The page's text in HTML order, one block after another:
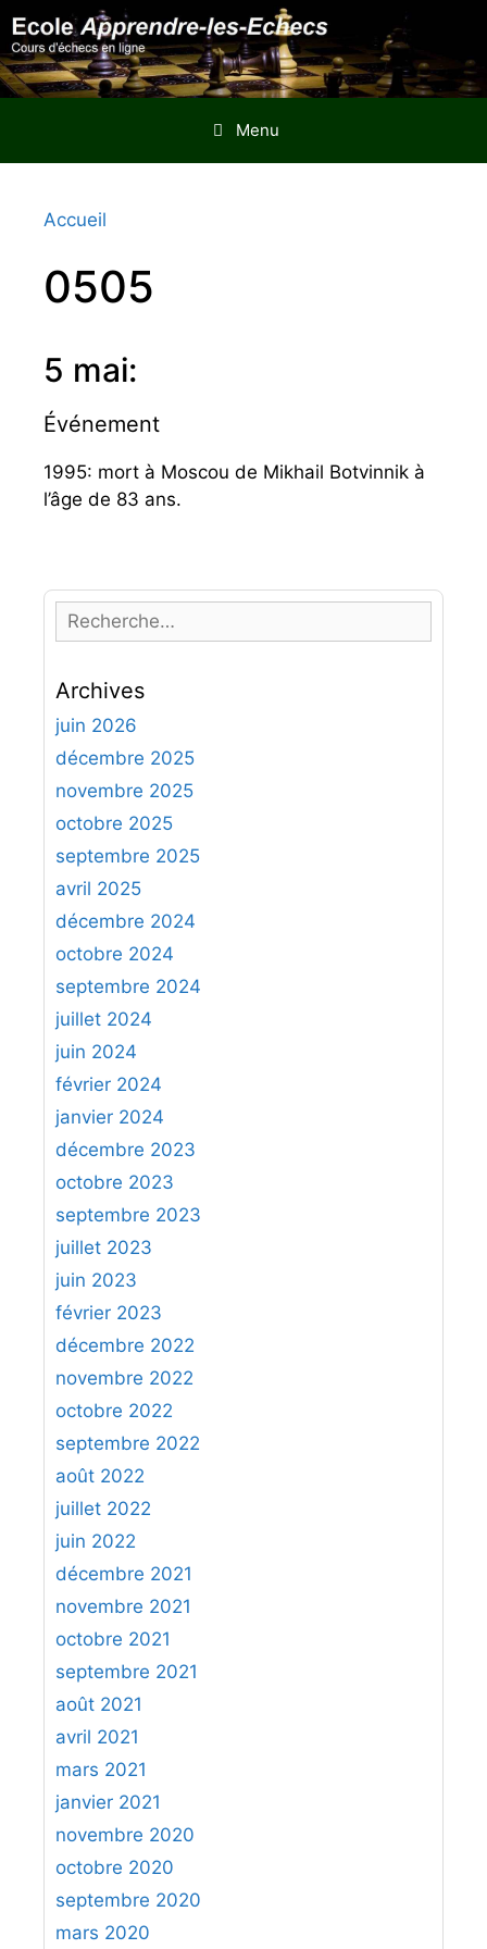
Aller
au
contenu
Menu
Accueil
0505
5 mai:
Événement
1995: mort à Moscou de Mikhail Botvinnik à
l’âge de 83 ans.
e
h
e
r
h
e
r
:
Archives
juin 2026
décembre 2025
novembre 2025
octobre 2025
septembre 2025
avril 2025
décembre 2024
octobre 2024
septembre 2024
juillet 2024
juin 2024
février 2024
janvier 2024
décembre 2023
octobre 2023
septembre 2023
juillet 2023
juin 2023
février 2023
décembre 2022
novembre 2022
octobre 2022
septembre 2022
août 2022
juillet 2022
juin 2022
décembre 2021
novembre 2021
octobre 2021
septembre 2021
août 2021
avril 2021
mars 2021
janvier 2021
novembre 2020
octobre 2020
septembre 2020
mars 2020